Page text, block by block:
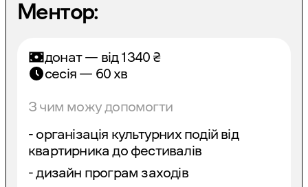
Ментор:
донат — від 1340 ₴
сесія — 60 хв
З чим можу допомогти
- організація культурних подій від
квартирника до фестивалів
- дизайн програм заходів